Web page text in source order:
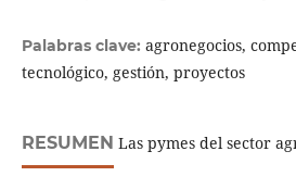
Palabras clave: agronegocios,
tecnológico, gestión, proyectos
RESUMEN Las pymes del sector